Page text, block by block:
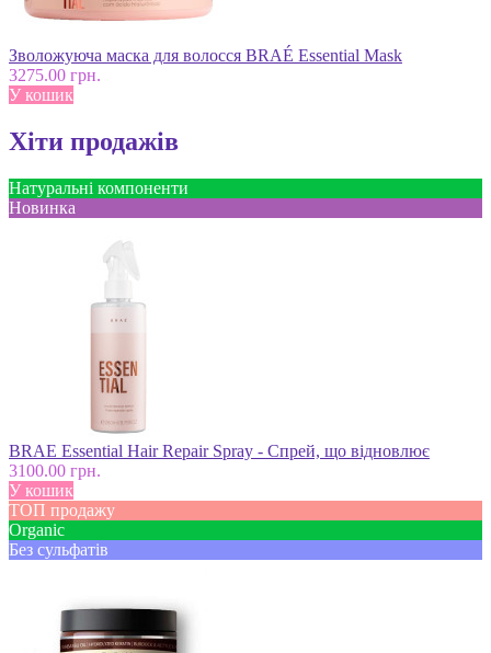
Зволожуюча маска для волосся BRAÉ Essential Mask
3275.00 грн.
У кошик
Хіти продажів
Натуральні компоненти
Новинка
BRAE Essential Hair Repair Spray - Спрей, що відновлює
3100.00 грн.
У кошик
ТОП продажу
Оrganic
Без сульфатів